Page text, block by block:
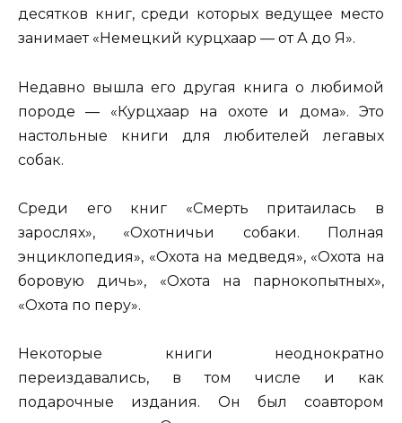
десятков книг, среди которых ведущее место
занимает «Немецкий курцхаар — от А до Я».
Недавно вышла его другая книга о любимой
породе — «Курцхаар на охоте и дома». Это
настольные книги для любителей легавых
собак.
Среди его книг «Смерть притаилась в
зарослях», «Охотничьи собаки. Полная
энциклопедия», «Охота на медведя», «Охота на
боровую дичь», «Охота на парнокопытных»,
«Охота по перу».
Некоторые книги неоднократно
переиздавались, в том числе и как
подарочные издания. Он был соавтором